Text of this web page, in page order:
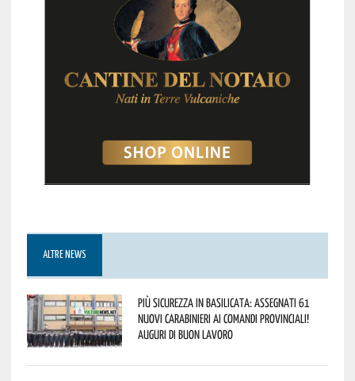
ALTRE NEWS
Più sicurezza in Basilicata: assegnati 61
nuovi Carabinieri ai Comandi provinciali!
Auguri di buon lavoro